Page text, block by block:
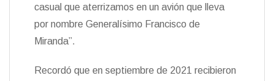
casual que aterrizamos en un avión que lleva
por nombre Generalísimo Francisco de
Miranda”.
Recordó que en septiembre de 2021 recibieron